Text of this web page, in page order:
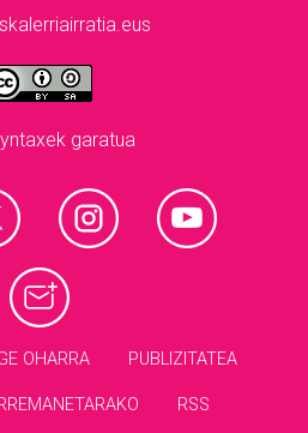
garatua
OHARRA PUBLIZITATEA
RSS